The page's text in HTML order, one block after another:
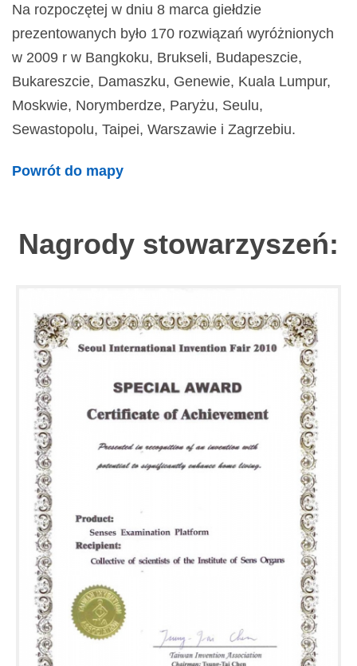
Na rozpoczętej w dniu 8 marca giełdzie
prezentowanych było 170 rozwiązań wyróżnionych
w 2009 r w Bangkoku, Brukseli, Budapeszcie,
Bukareszcie, Damaszku, Genewie, Kuala Lumpur,
Moskwie, Norymberdze, Paryżu, Seulu,
Sewastopolu, Taipei, Warszawie i Zagrzebiu.
Powrót do mapy
Nagrody stowarzyszeń: